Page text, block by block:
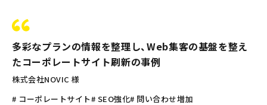
多彩なプランの情報を整理し、Web集客の基盤を整え
たコーポレートサイト刷新の事例
株式会社NOVIC 様
# コーポレートサイト# SEO強化# 問い合わせ増加